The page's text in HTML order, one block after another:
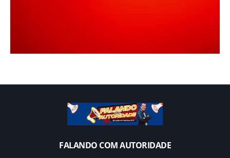
FALANDO COM AUTORIDADE